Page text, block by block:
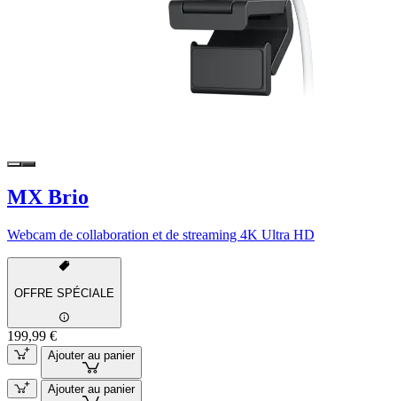
MX Brio
Webcam de collaboration et de streaming 4K Ultra HD
OFFRE SPÉCIALE
199,99 €
Ajouter au panier
Ajouter au panier